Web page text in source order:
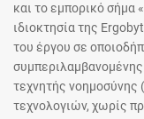
και το εμπορικό σήμα
ιδιοκτησία της
του έργου σε
τεχνητής νοημοσύνης
τεχνολογιών, χωρίς